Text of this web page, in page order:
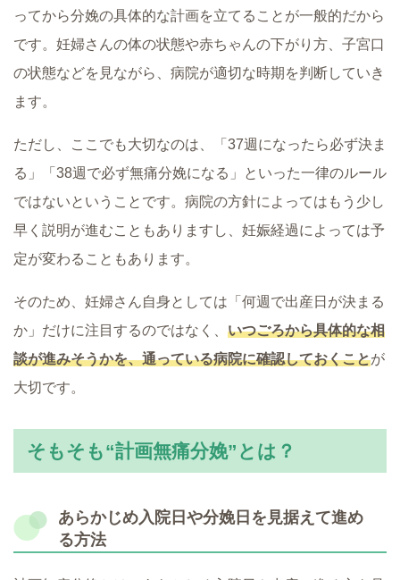
ってから分娩の具体的な計画を立てることが一般的だから
です。妊婦さんの体の状態や赤ちゃんの下がり方、子宮口
の状態などを見ながら、病院が適切な時期を判断していき
ます。
ただし、ここでも大切なのは、「37週になったら必ず決ま
る」「38週で必ず無痛分娩になる」といった一律のルール
ではないということです。病院の方針によってはもう少し
早く説明が進むこともありますし、妊娠経過によっては予
定が変わることもあります。
そのため、妊婦さん自身としては「何週で出産日が決まる
か」だけに注目するのではなく、 いつごろから具体的な相
談が進みそうかを、通っている病院に確認しておくことが
大切です。
そもそも“計画無痛分娩”とは？
あらかじめ入院日や分娩日を見据えて進め
る方法